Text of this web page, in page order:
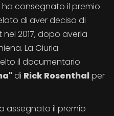
ha consegnato il premio
di aver deciso di
2017, dopo averla
La Giuria
il documentario
di Rick Rosenthalper
assegnato il premio